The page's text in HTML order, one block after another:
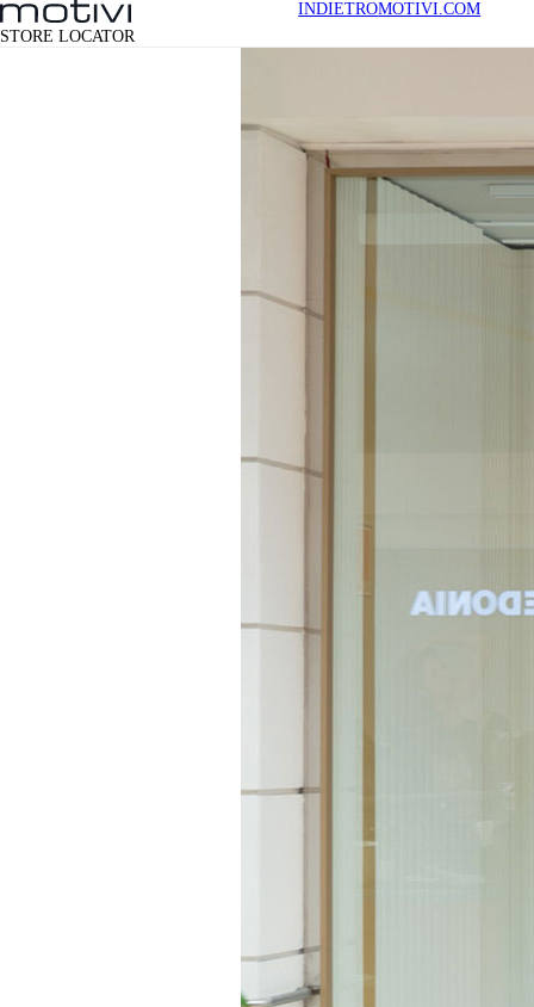
STORE LOCATOR
INDIETROMOTIVI.COM